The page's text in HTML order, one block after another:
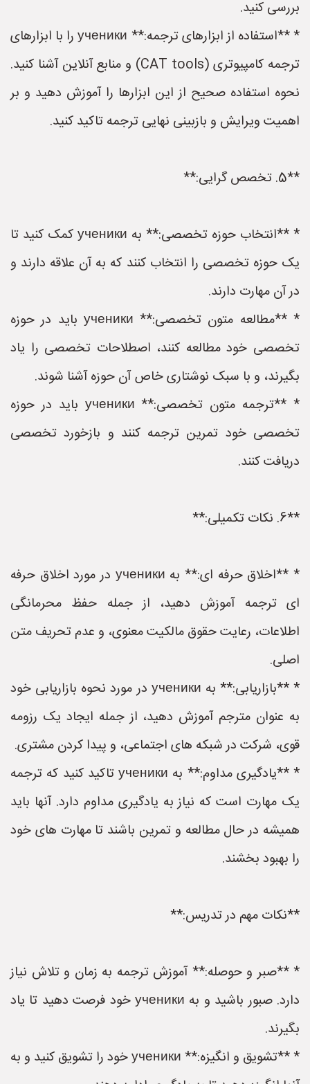
بررسی کنید.
* **استفاده از ابزارهای ترجمه:** ученики را با ابزارهای
ترجمه کامپیوتری (CAT tools) و منابع آنلاین آشنا کنید.
نحوه استفاده صحیح از این ابزارها را آموزش دهید و بر
اهمیت ویرایش و بازبینی نهایی ترجمه تاکید کنید.
**5. تخصص گرایی:**
* **انتخاب حوزه تخصصی:** به ученики کمک کنید تا
یک حوزه تخصصی را انتخاب کنند که به آن علاقه دارند و
در آن مهارت دارند.
* **مطالعه متون تخصصی:** ученики باید در حوزه
تخصصی خود مطالعه کنند، اصطلاحات تخصصی را یاد
بگیرند، و با سبک نوشتاری خاص آن حوزه آشنا شوند.
* **ترجمه متون تخصصی:** ученики باید در حوزه
تخصصی خود تمرین ترجمه کنند و بازخورد تخصصی
دریافت کنند.
**6. نکات تکمیلی:**
* **اخلاق حرفه ای:** به ученики در مورد اخلاق حرفه
ای ترجمه آموزش دهید، از جمله حفظ محرمانگی
اطلاعات، رعایت حقوق مالکیت معنوی، و عدم تحریف متن
اصلی.
* **بازاریابی:** به ученики در مورد نحوه بازاریابی خود
به عنوان مترجم آموزش دهید، از جمله ایجاد یک رزومه
قوی، شرکت در شبکه های اجتماعی، و پیدا کردن مشتری.
* **یادگیری مداوم:** به ученики تاکید کنید که ترجمه
یک مهارت است که نیاز به یادگیری مداوم دارد. آنها باید
همیشه در حال مطالعه و تمرین باشند تا مهارت های خود
را بهبود بخشند.
**نکات مهم در تدریس:**
* **صبر و حوصله:** آموزش ترجمه به زمان و تلاش نیاز
دارد. صبور باشید و به ученики خود فرصت دهید تا یاد
بگیرند.
* **تشویق و انگیزه:** ученики خود را تشویق کنید و به